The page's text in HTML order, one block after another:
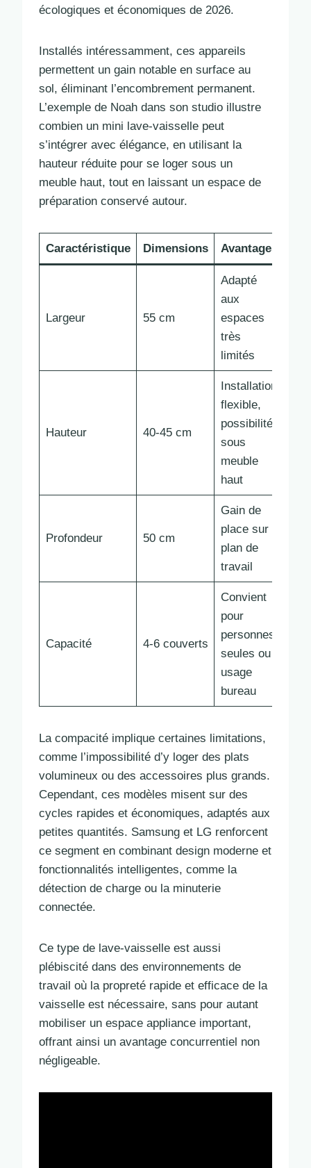
écologiques et économiques de 2026.
Installés intéressamment, ces appareils
permettent un gain notable en surface au
sol, éliminant l’encombrement permanent.
L’exemple de Noah dans son studio illustre
combien un mini lave-vaisselle peut
s’intégrer avec élégance, en utilisant la
hauteur réduite pour se loger sous un
meuble haut, tout en laissant un espace de
préparation conservé autour.
Caractéristique Dimensions Avantages
Largeur 55 cm
Adapté
aux
espaces
très
limités
Hauteur 40-45 cm
Installation
flexible,
possibilité
sous
meuble
haut
Profondeur 50 cm
Gain de
place sur
plan de
travail
Capacité 4-6 couverts
Convient
pour
personnes
seules ou
usage
bureau
La compacité implique certaines limitations,
comme l’impossibilité d’y loger des plats
volumineux ou des accessoires plus grands.
Cependant, ces modèles misent sur des
cycles rapides et économiques, adaptés aux
petites quantités. Samsung et LG renforcent
ce segment en combinant design moderne et
fonctionnalités intelligentes, comme la
détection de charge ou la minuterie
connectée.
Ce type de lave-vaisselle est aussi
plébiscité dans des environnements de
travail où la propreté rapide et efficace de la
vaisselle est nécessaire, sans pour autant
mobiliser un espace appliance important,
offrant ainsi un avantage concurrentiel non
négligeable.